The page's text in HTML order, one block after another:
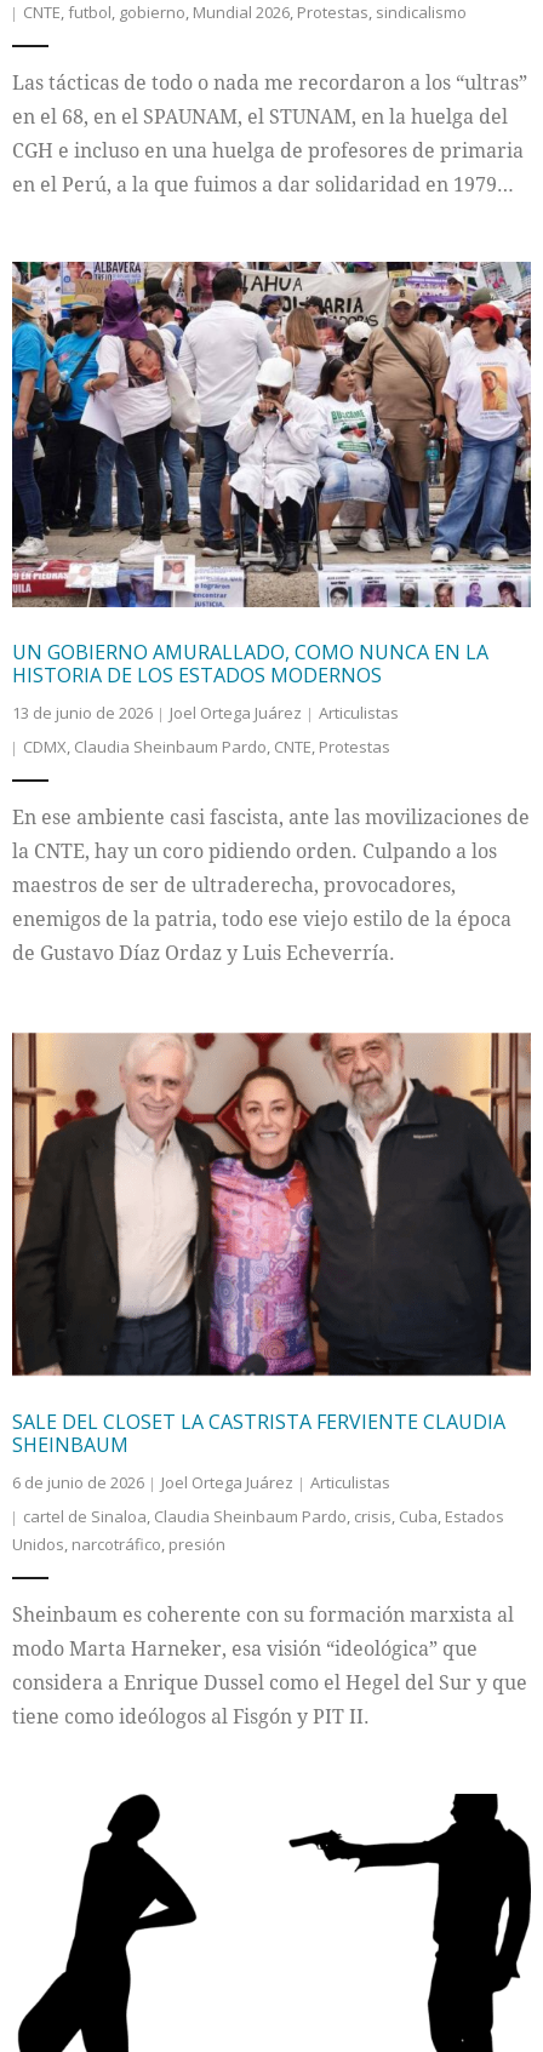
CNTE,futbol, gobierno, Mundial 2026, Protestas, sindicalismo
Las tácticas de todo o nada me recordaron a los “ultras”
en el 68, en el SPAUNAM, el STUNAM, en la huelga del
CGH e incluso en una huelga de profesores de primaria
en el Perú, a la que fuimos a dar solidaridad en 1979…
UN GOBIERNO AMURALLADO, COMO NUNCA EN LA
HISTORIA DE LOS ESTADOS MODERNOS
13 de junio de 2026 Joel Ortega Juárez
Articulistas
CDMX, Claudia Sheinbaum Pardo, CNTE, Protestas
En ese ambiente casi fascista, ante las movilizaciones de
la CNTE, hay un coro pidiendo orden. Culpando a los
maestros de ser de ultraderecha, provocadores,
enemigos de la patria, todo ese viejo estilo de la época
de Gustavo Díaz Ordaz y Luis Echeverría.
SALE DEL CLOSET LA CASTRISTA FERVIENTE CLAUDIA
SHEINBAUM
6 de junio de 2026 Joel Ortega Juárez
Articulistas
cartel de Sinaloa, Claudia Sheinbaum Pardo, crisis, Cuba, Estados
Unidos, narcotráfico, presión
Sheinbaum es coherente con su formación marxista al
modo Marta Harneker, esa visión “ideológica” que
considera a Enrique Dussel como el Hegel del Sur y que
tiene como ideólogos al Fisgón y PIT II.